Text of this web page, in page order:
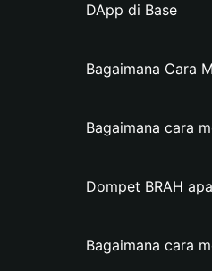
DApp di Base
Bagaimana Cara
Bagaimana cara
Dompet BRAH
Bagaimana cara